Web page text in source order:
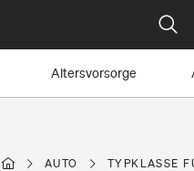
Altersvorsorge
AUTO TYPKLASSE